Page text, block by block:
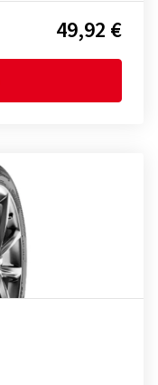
49,92 €